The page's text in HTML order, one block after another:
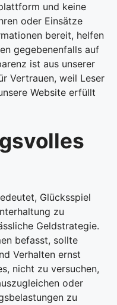
und keine
oder Einsätze
bereit, helfen
gegebenenfalls auf
ist aus unserer
Vertrauen, weil Leser
Website erfüllt
Glücksspiel
zu
Geldstrategie.
befasst, sollte
Verhalten ernst
nicht zu versuchen,
oder
zu